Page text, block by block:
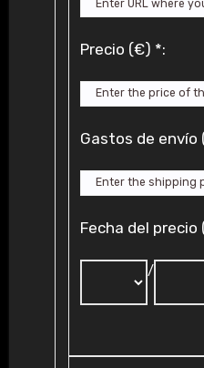
Precio (€) *:
Gastos de envío
Fecha del precio
/